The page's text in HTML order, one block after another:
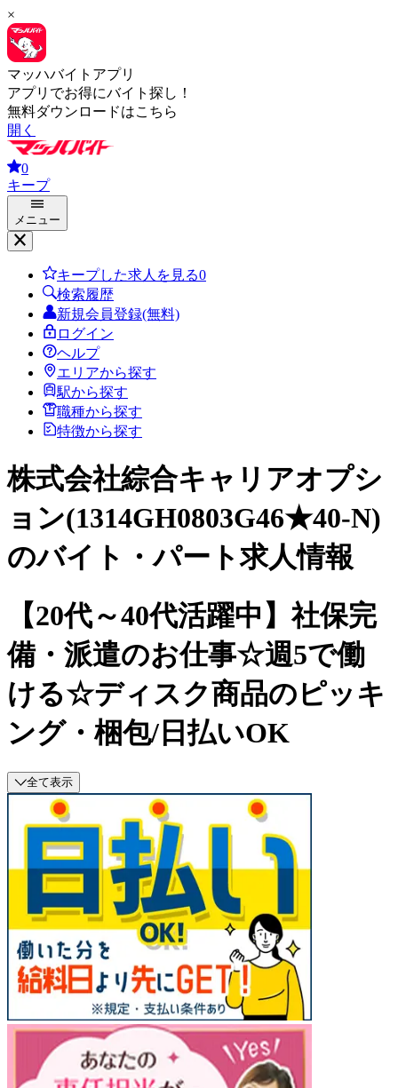
×
マッハバイトアプリ
アプリでお得にバイト探し！
無料ダウンロードはこちら
開く
0
キープ
メニュー
キープした求人を見る0
検索履歴
新規会員登録(無料)
ログイン
ヘルプ
エリアから探す
駅から探す
職種から探す
特徴から探す
株式会社綜合キャリアオプシ
ョン(1314GH0803G46★40-N)
のバイト・パート求人情報
【20代～40代活躍中】社保完
備・派遣のお仕事☆週5で働
ける☆ディスク商品のピッキ
ング・梱包/日払いOK
全て表示